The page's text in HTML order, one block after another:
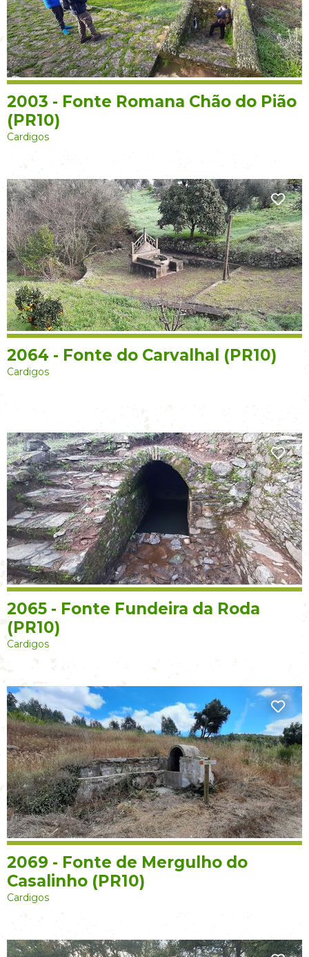
2003 - Fonte Romana Chão do Pião
(PR10)
Cardigos
2064 - Fonte do Carvalhal (PR10)
Cardigos
2065 - Fonte Fundeira da Roda
(PR10)
Cardigos
2069 - Fonte de Mergulho do
Casalinho (PR10)
Cardigos